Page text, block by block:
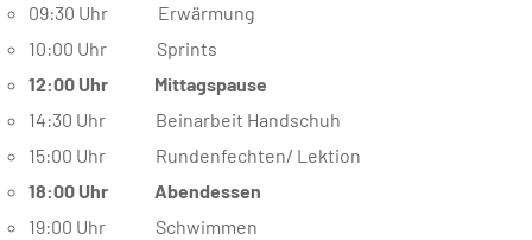
09:30 Uhr Erwärmung
10:00 Uhr Sprints
12:00 Uhr Mittagspause
14:30 Uhr Beinarbeit Handschuh
15:00 Uhr Rundenfechten/ Lektion
18:00 Uhr Abendessen
19:00 Uhr Schwimmen